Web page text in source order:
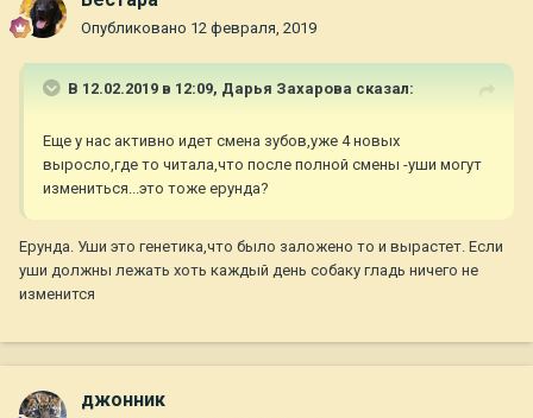
Опубликовано 12 февраля, 2019
В 12.02.2019 в 12:09, Дарья Захарова сказал:
Еще у нас активно идет смена зубов,уже 4 новых
выросло,где то читала,что после полной смены -уши могут
измениться...это тоже ерунда?
Ерунда. Уши это генетика,что было заложено то и вырастет. Если
уши должны лежать хоть каждый день собаку гладь ничего не
изменится
джонник